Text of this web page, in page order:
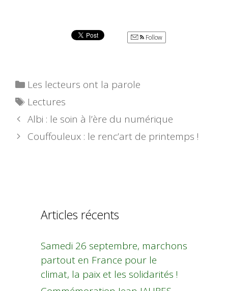
Follow
Catégories
Les lecteurs ont la parole
Étiquettes
Lectures
Albi : le soin à l’ère du numérique
Couffouleux : le renc’art de printemps !
Articles récents
Samedi 26 septembre, marchons
partout en France pour le
climat, la paix et les solidarités !